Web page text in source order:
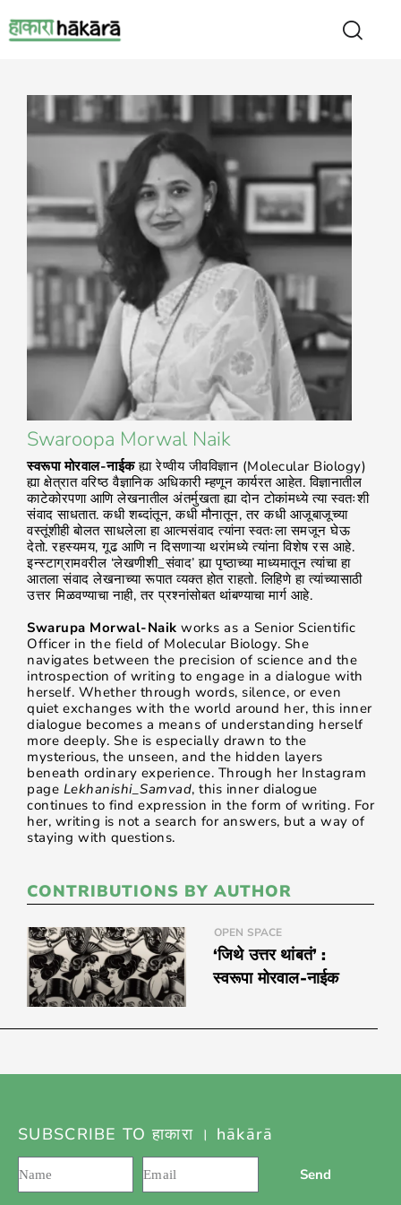
Swaroopa Morwal Naik
स्वरूपा मोरवाल-नाईकह्या रेण्वीय जीवविज्ञान (Molecular Biology)
ह्या क्षेत्रात वरिष्ठ वैज्ञानिक अधिकारी म्हणून कार्यरत आहेत. विज्ञानातील
काटेकोरपणा आणि लेखनातील अंतर्मुखता ह्या दोन टोकांमध्ये त्या स्वतःशी
संवाद साधतात. कधी शब्दांतून, कधी मौनातून, तर कधी आजूबाजूच्या
वस्तूंशीही बोलत साधलेला हा आत्मसंवाद त्यांना स्वतःला समजून घेऊ
देतो. रहस्यमय, गूढ आणि न दिसणाऱ्या थरांमध्ये त्यांना विशेष रस आहे.
इन्स्टाग्रामवरील ‘लेखणीशी_संवाद’ ह्या पृष्ठाच्या माध्यमातून त्यांचा हा
आतला संवाद लेखनाच्या रूपात व्यक्त होत राहतो. लिहिणे हा त्यांच्यासाठी
उत्तर मिळवण्याचा नाही, तर प्रश्नांसोबत थांबण्याचा मार्ग आहे.
Swarupa Morwal-Naik works as a Senior Scientific
Officer in the field of Molecular Biology. She
navigates between the precision of science and the
introspection of writing to engage in a dialogue with
herself. Whether through words, silence, or even
quiet exchanges with the world around her, this inner
dialogue becomes a means of understanding herself
more deeply. She is especially drawn to the
mysterious, the unseen, and the hidden layers
beneath ordinary experience. Through her Instagram
page Lekhanishi_Samvad, this inner dialogue
continues to find expression in the form of writing. For
her, writing is not a search for answers, but a way of
staying with questions.
CONTRIBUTIONS BY AUTHOR
OPEN SPACE
‘जिथे उत्तर थांबतं’ :
स्वरूपा मोरवाल-नाईक
SUBSCRIBE TO हाकारा । hākārā
Send